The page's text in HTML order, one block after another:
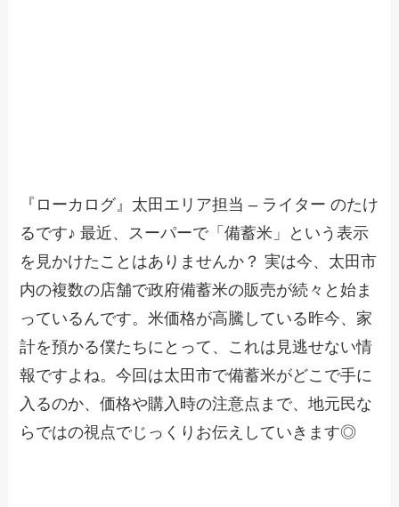
『ローカログ』太田エリア担当 – ライター のたけ
るです♪ 最近、スーパーで「備蓄米」という表示
を見かけたことはありませんか？ 実は今、太田市
内の複数の店舗で政府備蓄米の販売が続々と始ま
っているんです。米価格が高騰している昨今、家
計を預かる僕たちにとって、これは見逃せない情
報ですよね。今回は太田市で備蓄米がどこで手に
入るのか、価格や購入時の注意点まで、地元民な
らではの視点でじっくりお伝えしていきます◎